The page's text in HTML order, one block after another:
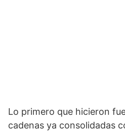
Lo primero que hicieron
cadenas ya consolidadas